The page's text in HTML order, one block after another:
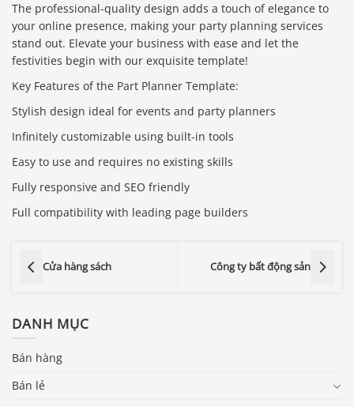
The professional-quality design adds a touch of elegance to
your online presence, making your party planning services
stand out. Elevate your business with ease and let the
festivities begin with our exquisite template!
Key Features of the Part Planner Template:
Stylish design ideal for events and party planners
Infinitely customizable using built-in tools
Easy to use and requires no existing skills
Fully responsive and SEO friendly
Full compatibility with leading page builders
Cửa hàng sách Công ty bất động sản
DANH MỤC
Bán hàng
Bán lẻ